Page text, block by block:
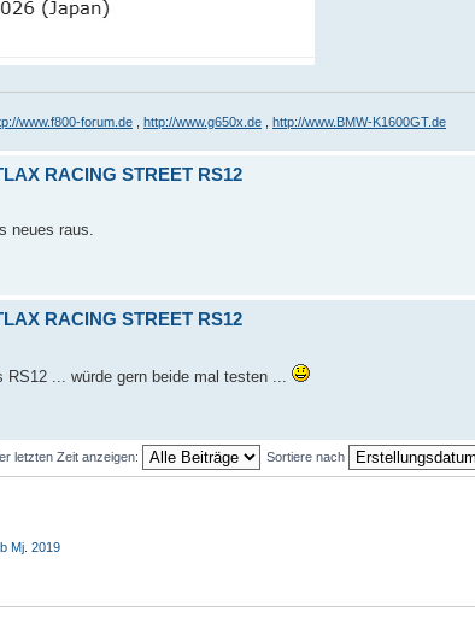
www.f800-forum.de http://www.g650x.de http://www.BMW-K1600GT.de
RACING STREET RS12
neues raus.
RACING STREET RS12
... würde gern beide mal testen ...
letzten Zeit anzeigen: Sortiere nach
Mj. 2019